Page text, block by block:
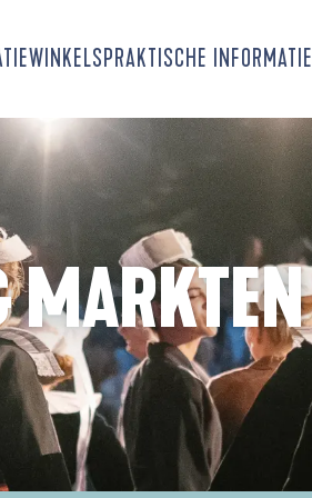
WINKELSPRAKTISCHE INFORMATIE
MARKTEN